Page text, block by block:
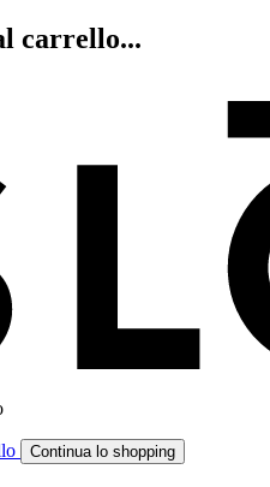
carrello...
Continua lo shopping